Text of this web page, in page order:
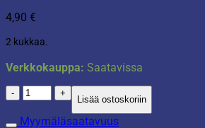
4,90 €
2 kukkaa.
Verkkokauppa: Saatavissa
Tekokukka
Kaunokainen
määrä
Lisää ostoskoriin
Myymäläsaatavuus